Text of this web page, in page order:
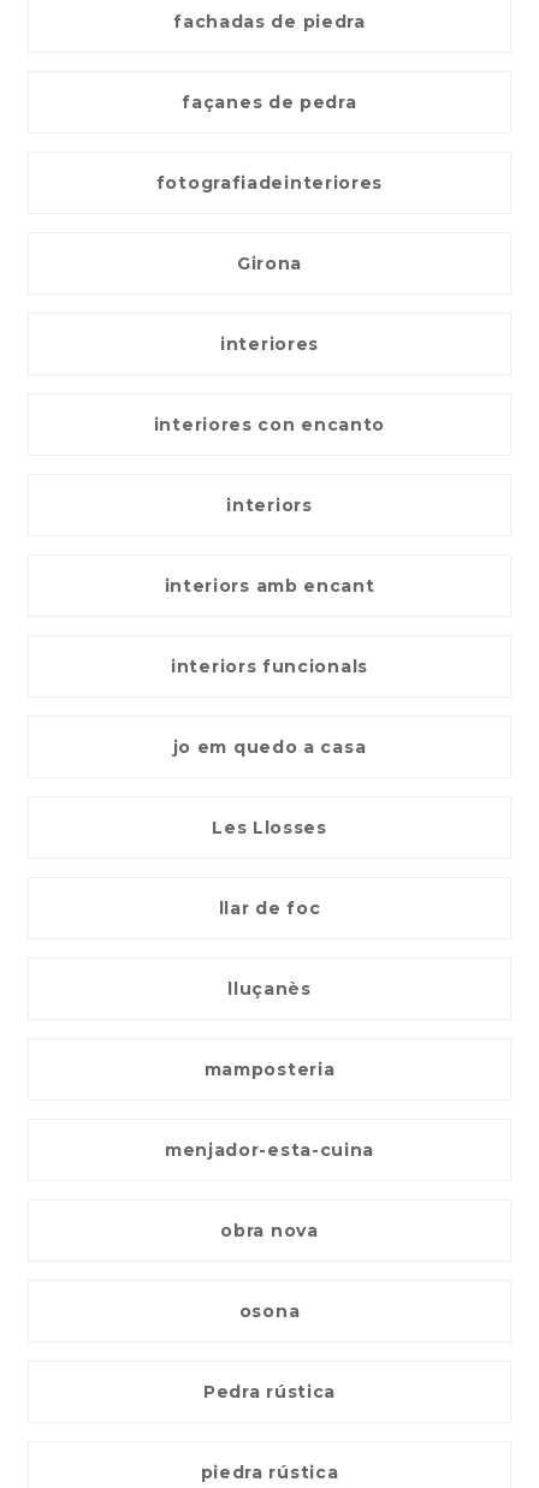
fachadas de piedra
façanes de pedra
fotografiadeinteriores
Girona
interiores
interiores con encanto
interiors
interiors amb encant
interiors funcionals
jo em quedo a casa
Les Llosses
llar de foc
lluçanès
mamposteria
menjador-esta-cuina
obra nova
osona
Pedra rústica
piedra rústica